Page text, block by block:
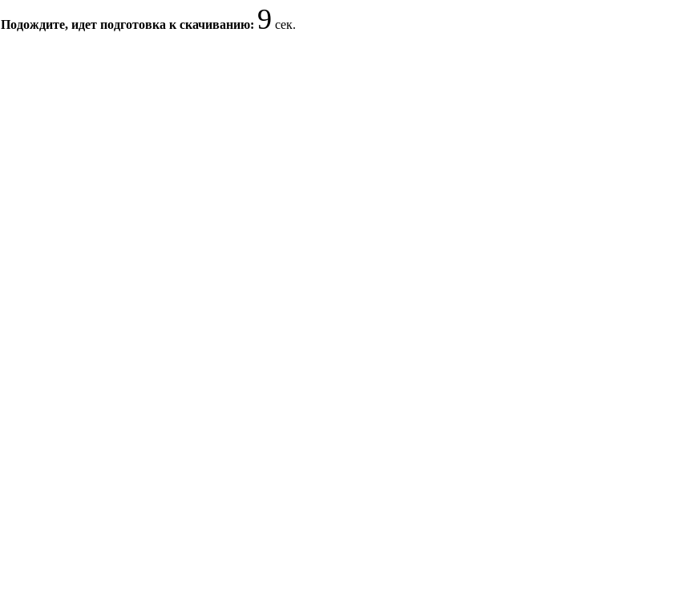
Подождите, идет подготовка к скачиванию: 8 сек.